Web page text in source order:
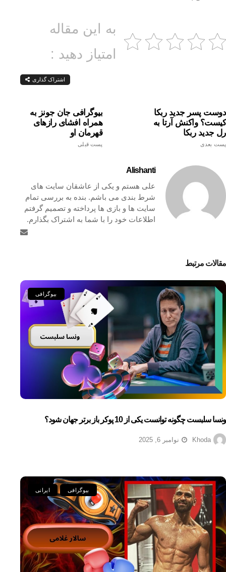
به این مقاله
امتیاز دهید :
اشتراک گذاری
بیوگرافی جان جونز به
همراه افشای رازهای
قهرمان او
پست قبلی
دوست پسر جدید ربکا
کیست؟ واکنش آرتا به
رل جدید ربکا
پست بعدی
Alishanti
علی هستم و یکی از عاشقان سایت های
شرط بندی می باشم. بنده به بررسی تمام
سایت ها و بازی ها پرداخته و تصمیم گرفتم
اطلاعات خود را با شما به اشتراک بگذارم.
مقالات مرتبط
بیوگرافی
ونسا سلبست چگونه توانست یکی از 10 پوکر باز برتر جهان شود؟
Khoda نوامبر 6, 2025
ایرانی بیوگرافی